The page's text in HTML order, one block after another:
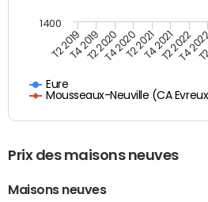
Eure
Mousseaux-Neuville (CA
T2 2019T4 2019T2 2020T4 2020T2 2021T4 2021T2 2022
T4
1400
Prix des maisons neuves
Maisons neuves